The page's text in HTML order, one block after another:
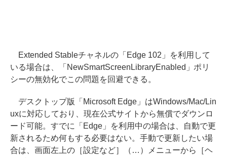
Extended Stableチャネルの「Edge 102」を利用して
いる場合は、「NewSmartScreenLibraryEnabled」ポリ
シーの無効化でこの問題を回避できる。
デスクトップ版「Microsoft Edge」はWindows/Mac/Lin
uxに対応しており、現在公式サイトから無償でダウンロ
ード可能。すでに「Edge」を利用中の場合は、自動で更
新されるため何もする必要はない。手動で更新したい場
合は、画面左上の［設定など］（…）メニューから［ヘ